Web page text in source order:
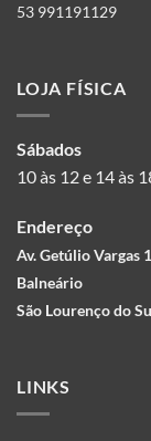
53 991191129
LOJA FÍSICA
Sábados
10 às 12 e 14 às
Endereço
Av. Getúlio Vargas
Balneário
São Lourenço do
LINKS